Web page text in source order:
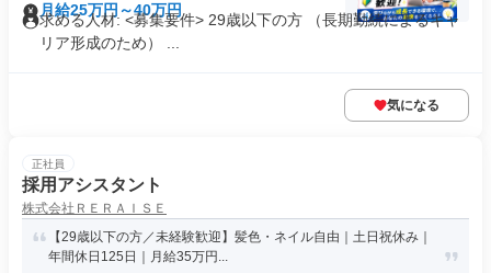
月給25万円～40万円
求める人材: <募集要件> 29歳以下の方 （長期勤続によるキャ
リア形成のため） ...
気になる
正社員
採用アシスタント
株式会社ＲＥＲＡＩＳＥ
【29歳以下の方／未経験歓迎】髪色・ネイル自由｜土日祝休み｜
年間休日125日｜月給35万円...